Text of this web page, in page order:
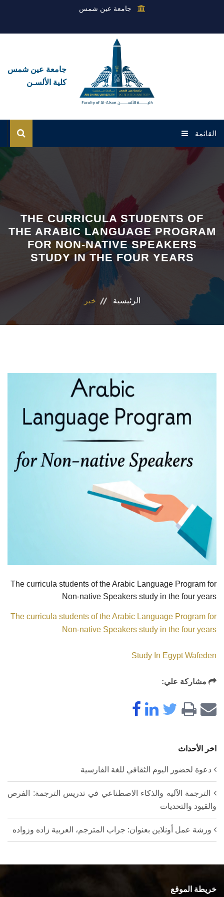
جامعة عين شمس
جامعة عين شمس
كلية الألسـن
القائمة
الرئيسية
القطاعات
الأقسام
برامج الساعات المعتمدة
المكاتب والمراكز والوحدات
الدوريات العلمية
THE CURRICULA STUDENTS OF
THE ARABIC LANGUAGE PROGRAM
FOR NON-NATIVE SPEAKERS
STUDY IN THE FOUR YEARS
الرئيسية خبر
The curricula students of the Arabic Language Program for
Non-native Speakers study in the four years
The curricula students of the Arabic Language Program for
Non-native Speakers study in the four years
Study In Egypt Wafeden
مشاركة علي:
اخر الأحداث
دعوة لحضور اليوم الثقافي للغة الفارسية
الترجمة الآليه والذكاء الاصطناعي في تدريس الترجمة: الفرص
والقيود والتحديات
ورشة عمل أونلاين بعنوان: جراب المترجم، العربية زاده وزواده
خريطة الموقع